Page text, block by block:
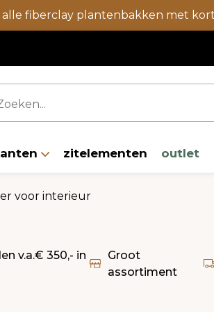
fiberclay plantenbakken met
zitelementen outlet
voor interieur
v.a.€ 350,- in
Groot
assortiment